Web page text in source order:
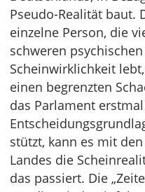
Pseudo-Realität baut.
einzelne Person, die
schweren
Scheinwirklichkeit
einen begrenzten
das Parlament
stützt, kann es mit
Landes die
das passiert. Die